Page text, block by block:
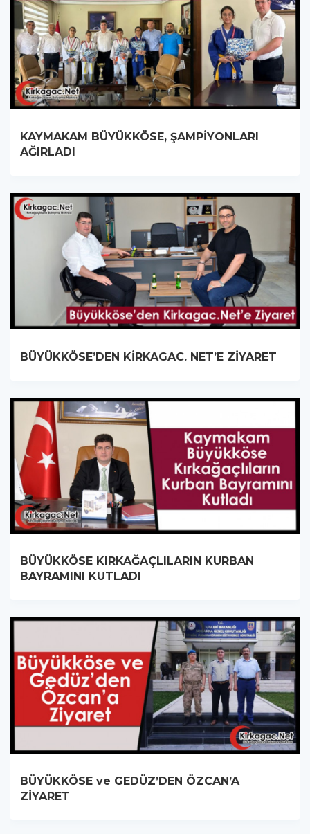
KAYMAKAM BÜYÜKKÖSE, ŞAMPİYONLARI
AĞIRLADI
BÜYÜKKÖSE’DEN KİRKAGAC. NET’E ZİYARET
BÜYÜKKÖSE KIRKAĞAÇLILARIN KURBAN
BAYRAMINI KUTLADI
BÜYÜKKÖSE ve GEDÜZ’DEN ÖZCAN’A
ZİYARET